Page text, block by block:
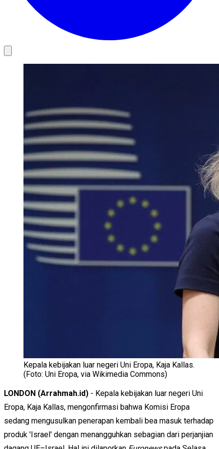
Kepala kebijakan luar negeri Uni Eropa, Kaja Kallas.
(Foto: Uni Eropa, via Wikimedia Commons)
LONDON (Arrahmah.id) - Kepala kebijakan luar negeri Uni
Eropa, Kaja Kallas, mengonfirmasi bahwa Komisi Eropa
sedang mengusulkan penerapan kembali bea masuk terhadap
produk 'Israel' dengan menangguhkan sebagian dari perjanjian